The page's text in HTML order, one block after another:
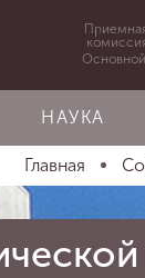
Основной
НАУКА
Главная